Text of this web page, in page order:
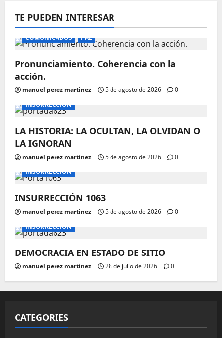
TE PUEDEN INTERESAR
COMUNICADOS PAZ
Pronunciamiento. Coherencia con la
acción.
manuel perez martinez 5 de agosto de 2026
0
INSURRECCIÓN
LA HISTORIA: LA OCULTAN, LA OLVIDAN O
LA IGNORAN
manuel perez martinez 5 de agosto de 2026
0
INSURRECCIÓN
INSURRECCIÓN 1063
manuel perez martinez 5 de agosto de 2026
0
INSURRECCIÓN
DEMOCRACIA EN ESTADO DE SITIO
manuel perez martinez 28 de julio de 2026 0
CATEGORIES